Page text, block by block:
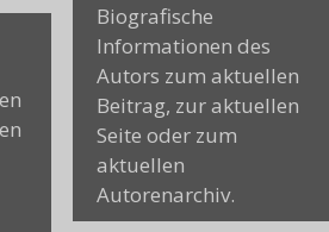
Biografische
Informationen des
Autors zum aktuellen
Beitrag, zur aktuellen
Seite oder zum
aktuellen
Autorenarchiv.